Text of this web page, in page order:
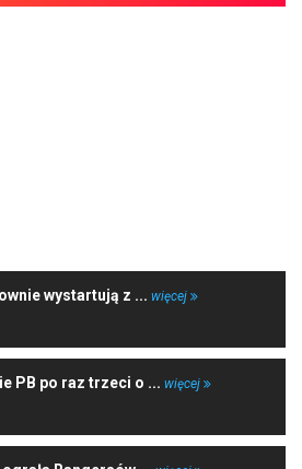
wystartują z ... więcej
PB po raz trzeci o ... więcej